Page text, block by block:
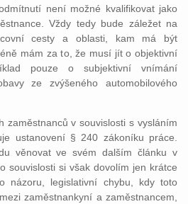
není možné kvalifikovat jako
Vždy tedy bude záležet na
cesty a oblasti, kam má být
mám za to, že musí jít o objektivní
pouze o subjektivní vnímání
ze zvýšeného automobilového
zaměstnanců v souvislosti s vysláním
ustanovení § 240 zákoníku práce.
věnovat ve svém dalším článku v
souvislosti si však dovolím jen krátce
názoru, legislativní chybu, kdy toto
zaměstnankyní a zaměstnancem,